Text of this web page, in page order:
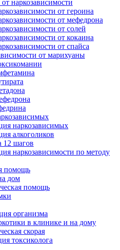
наркозависимости
от героина
от мефедрона
от солей
от кокаина
от спайса
от марихуаны
наркозависимых
алкоголиков
12 шагов
наркозависимости по методу
помощь
дом
помощь
организма
в клинике и на дому
скорая
токсиколога